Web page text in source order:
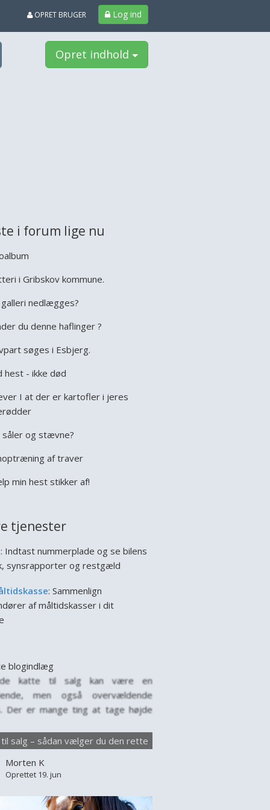
Log ind
OPRET BRUGER
Opret indhold
i forum lige nu
i Gribskov kommune.
nedlægges?
du denne haflinger ?
søges i Esbjerg.
hest - ikke død
I at der er kartofler i jeres
såler og stævne?
af traver
min hest stikker af!
tjenester
: Indtast nummerplade og se bilens
synsrapporter og restgæld
: Sammenlign
af måltidskasser i dit
blogindlæg
katte til salg kan være en
men også overvældende
Der er mange ting at tage højde
Hver kat har sin egen
behov og baggrund, og det
at vælge med omtanke. Markedet
til salg er stort,...
salg – sådan vælger du den rette
Morten K
Oprettet 19. jun